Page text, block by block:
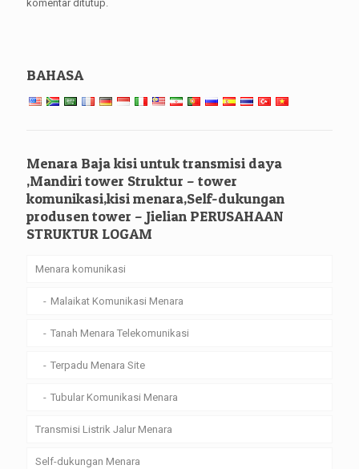
komentar ditutup.
BAHASA
Menara Baja kisi untuk transmisi daya
,Mandiri tower Struktur – tower
komunikasi,kisi menara,Self-dukungan
produsen tower – Jielian PERUSAHAAN
STRUKTUR LOGAM
Menara komunikasi
Malaikat Komunikasi Menara
Tanah Menara Telekomunikasi
Terpadu Menara Site
Tubular Komunikasi Menara
Transmisi Listrik Jalur Menara
Self-dukungan Menara